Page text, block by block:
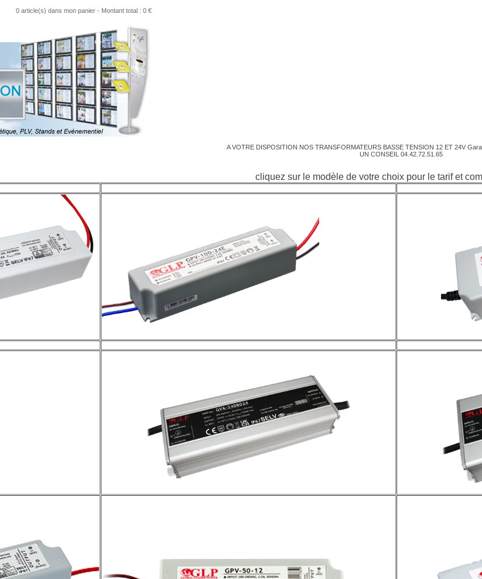
0 article(s) dans mon panier - Montant total : 0 €
A VOTRE DISPOSITION NOS TRANSFORMATEURS BASSE TENSION 12 ET 24V
UN CONSEIL 04.42.72.51.65
cliquez sur le modèle de votre choix pour le tarif et